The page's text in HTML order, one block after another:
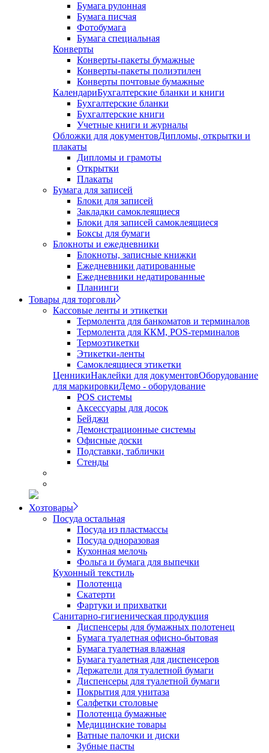
Бумага рулонная
Бумага писчая
Фотобумага
Бумага специальная
Конверты
Конверты-пакеты бумажные
Конверты-пакеты полиэтилен
Конверты почтовые бумажные
КалендариБухгалтерские бланки и книги
Бухгалтерские бланки
Бухгалтерские книги
Учетные книги и журналы
Обложки для документовДипломы, открытки и
плакаты
Дипломы и грамоты
Открытки
Плакаты
Бумага для записей
Блоки для записей
Закладки самоклеящиеся
Блоки для записей самоклеящиеся
Боксы для бумаги
Блокноты и ежедневники
Блокноты, записные книжки
Ежедневники датированные
Ежедневники недатированные
Планинги
Товары для торговли
Кассовые ленты и этикетки
Термолента для банкоматов и терминалов
Термолента для ККМ, POS-терминалов
Термоэтикетки
Этикетки-ленты
Самоклеящиеся этикетки
ЦенникиНаклейки для документовОборудование
для маркировкиДемо - оборудование
POS системы
Аксессуары для досок
Бейджи
Демонстрационные системы
Офисные доски
Подставки, таблички
Стенды
Хозтовары
Посуда остальная
Посуда из пластмассы
Посуда одноразовая
Кухонная мелочь
Фольга и бумага для выпечки
Кухонный текстиль
Полотенца
Скатерти
Фартуки и прихватки
Санитарно-гигиеническая продукция
Диспенсеры для бумажных полотенец
Бумага туалетная офисно-бытовая
Бумага туалетная влажная
Бумага туалетная для диспенсеров
Держатели для туалетной бумаги
Диспенсеры для туалетной бумаги
Покрытия для унитаза
Салфетки столовые
Полотенца бумажные
Медицинские товары
Ватные палочки и диски
Зубные пасты